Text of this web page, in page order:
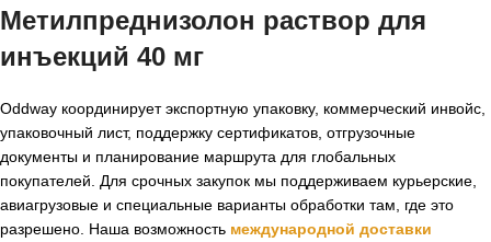
Метилпреднизолон раствор для
инъекций 40 мг
Oddway координирует экспортную упаковку, коммерческий инвойс,
упаковочный лист, поддержку сертификатов, отгрузочные
документы и планирование маршрута для глобальных
покупателей. Для срочных закупок мы поддерживаем курьерские,
авиагрузовые и специальные варианты обработки там, где это
разрешено. Наша возможность международной доставки